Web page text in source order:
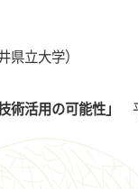
県立大学）
技術活用の可能性」